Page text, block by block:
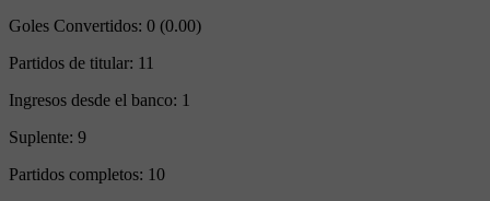
Goles Convertidos: 0 (0.00)
Partidos de titular: 11
Ingresos desde el banco: 1
Suplente: 9
Partidos completos: 10